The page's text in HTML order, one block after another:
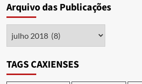
Arquivo das Publicações
das
TAGS CAXIENSES